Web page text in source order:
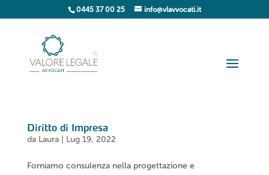
0445 37 00 25 info@vlavvocati.it
Diritto di Impresa
da Laura| Lug 19, 2022
Forniamo consulenza nella progettazione e